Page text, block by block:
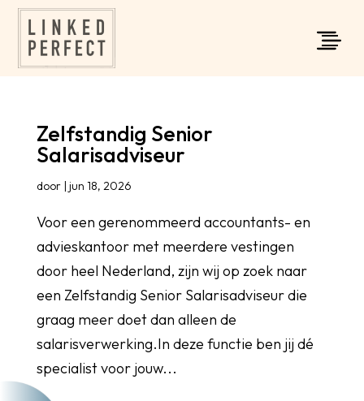
Zelfstandig Senior
Salarisadviseur
door | jun 18, 2026
Voor een gerenommeerd accountants- en
advieskantoor met meerdere vestingen
door heel Nederland, zijn wij op zoek naar
een Zelfstandig Senior Salarisadviseur die
graag meer doet dan alleen de
salarisverwerking.In deze functie ben jij dé
specialist voor jouw...